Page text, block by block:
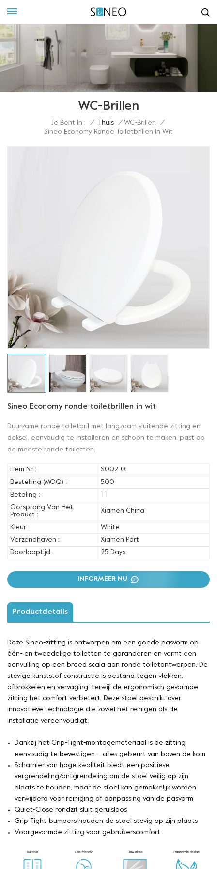
WC-Brillen
Je Bent In : / Thuis / WC-Brillen
/
Sineo Economy Ronde Toiletbrillen In Wit
Sineo Economy ronde toiletbrillen in wit
Duurzame ronde toiletbril met langzaam sluitende zitting en
deksel, eenvoudig te installeren en schoon te maken, past op
de meeste ronde toiletten.
Item Nr :
S002-01
Bestelling (MOQ) :
500
Betaling :
Oorsprong Van Het
Product :
Xiamen China
Kleur :
White
Verzendhaven :
Xiamen Port
Doorlooptijd :
25 Days
INFORMEER NU
Productdetails
Deze Sineo-zitting is ontworpen om een goede pasvorm op
één- en tweedelige toiletten te garanderen en vormt een
aanvulling op een breed scala aan ronde toiletontwerpen. De
stevige kunststof constructie is bestand tegen vlekken,
afbrokkelen en vervaging, terwijl de ergonomisch gevormde
zitting het comfort verbetert. Deze stoel beschikt over
innovatieve technologie die zowel het reinigen als de
installatie vereenvoudigt.
Dankzij het Grip-Tight-montagemateriaal is de zitting
eenvoudig te bevestigen – alles gebeurt van boven de kom
Scharnier van hoge kwaliteit biedt een positieve
vergrendeling/ontgrendeling om de stoel veilig op zijn
plaats te houden, maar de stoel kan gemakkelijk worden
verwijderd voor reiniging of aanpassing van de pasvorm
Quiet-Close rondzit sluit geruisloos
Grip-Tight-bumpers houden de stoel stevig op zijn plaats
Voorgevormde zitting voor gebruikerscomfort